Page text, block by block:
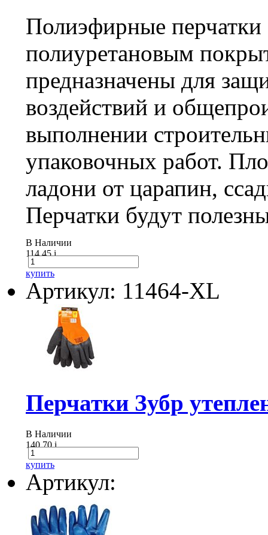
Полиэфирные
полиуретановым
предназначены для
воздействий и
выполнении
упаковочных работ.
ладони от царапин,
Перчатки будут
В Наличии
114.45i
купить
Артикул: 11464-XL
Перчатки Зубр
В Наличии
140.70i
купить
Артикул: